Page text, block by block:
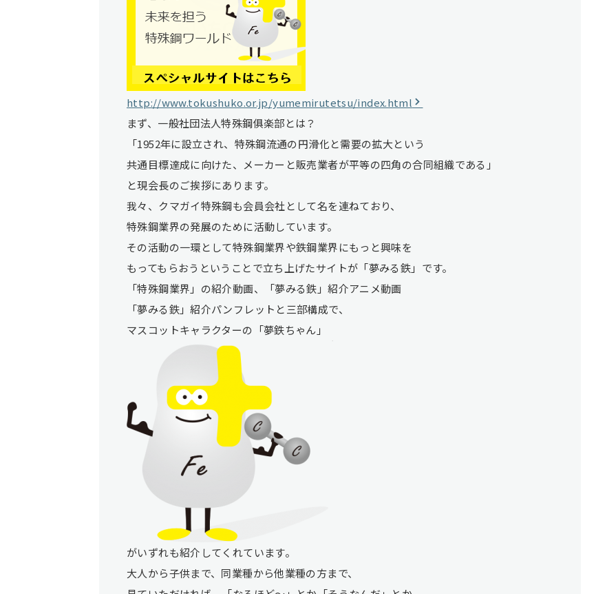
http://www.tokushuko.or.jp/yumemirutetsu/index.html
まず、一般社団法人特殊鋼俱楽部とは？
「1952年に設立され、特殊鋼流通の円滑化と需要の拡大という
共通目標達成に向けた、メーカーと販売業者が平等の四角の合同組織である」
と現会長のご挨拶にあります。
我々、クマガイ特殊鋼も会員会社として名を連ねており、
特殊鋼業界の発展のために活動しています。
その活動の一環として特殊鋼業界や鉄鋼業界にもっと興味を
もってもらおうということで立ち上げたサイトが「夢みる鉄」です。
「特殊鋼業界」の紹介動画、「夢みる鉄」紹介アニメ動画
「夢みる鉄」紹介パンフレットと三部構成で、
マスコットキャラクターの「夢鉄ちゃん」
がいずれも紹介してくれています。
大人から子供まで、同業種から他業種の方まで、